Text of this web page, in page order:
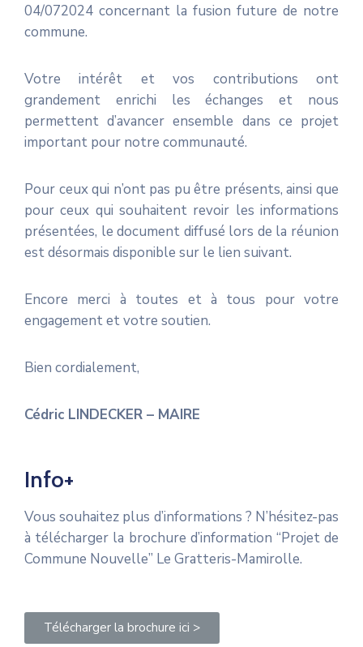
04/072024 concernant la fusion future de notre
commune.
Votre intérêt et vos contributions ont
grandement enrichi les échanges et nous
permettent d’avancer ensemble dans ce projet
important pour notre communauté.
Pour ceux qui n’ont pas pu être présents, ainsi que
pour ceux qui souhaitent revoir les informations
présentées, le document diffusé lors de la réunion
est désormais disponible sur le lien suivant.
Encore merci à toutes et à tous pour votre
engagement et votre soutien.
Bien cordialement,
Cédric LINDECKER – MAIRE
Info+
Vous souhaitez plus d’informations ? N’hésitez-pas
à télécharger la brochure d’information “Projet de
Commune Nouvelle” Le Gratteris-Mamirolle.
Télécharger la brochure ici >